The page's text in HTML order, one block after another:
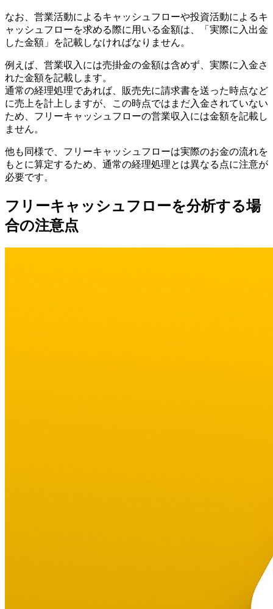
なお、営業活動によるキャッシュフローや投資活動によるキ
ャッシュフローを求める際に用いる金額は、「実際に入出金
した金額」を記載しなければなりません。
例えば、営業収入には売掛金の金額は含めず、実際に入金さ
れた金額を記載します。
通常の経理処理であれば、販売先に請求書を送った時点など
に売上を計上しますが、この時点ではまだ入金されていない
ため、フリーキャッシュフローの営業収入には金額を記載し
ません。
他も同様で、フリーキャッシュフローは実際のお金の流れを
もとに算定するため、通常の経理処理とは異なる点に注意が
必要です。
フリーキャッシュフローを分析する場
合の注意点